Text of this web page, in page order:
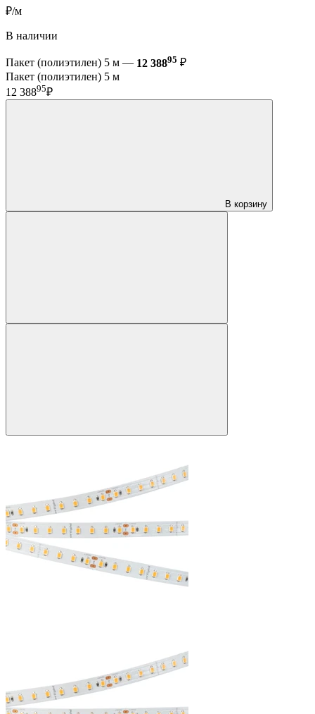
₽/м
В наличии
Пакет (полиэтилен) 5 м — 12 38895 ₽
Пакет (полиэтилен) 5 м
12 38895₽
В корзину